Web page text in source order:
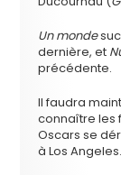
Un monde
dernière, et
précédente.
ll faudra
connaître les
Oscars se
à Los Angeles.